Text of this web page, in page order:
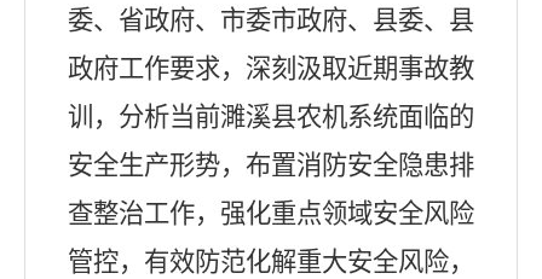
委、省政府、市委市政府、县委、县
政府工作要求，深刻汲取近期事故教
训，分析当前濉溪县农机系统面临的
安全生产形势，布置消防安全隐患排
查整治工作，强化重点领域安全风险
管控，有效防范化解重大安全风险，